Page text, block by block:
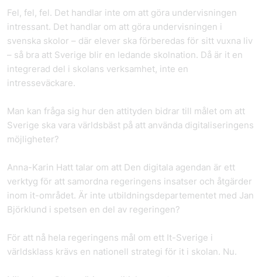
Fel, fel, fel. Det handlar inte om att göra undervisningen
intressant. Det handlar om att göra undervisningen i
svenska skolor – där elever ska förberedas för sitt vuxna liv
– så bra att Sverige blir en ledande skolnation. Då är it en
integrerad del i skolans verksamhet, inte en
intresseväckare.
Man kan fråga sig hur den attityden bidrar till målet om att
Sverige ska vara världsbäst på att använda digitaliseringens
möjligheter?
Anna-Karin Hatt talar om att Den digitala agendan är ett
verktyg för att samordna regeringens insatser och åtgärder
inom it-området. Är inte utbildningsdepartementet med Jan
Björklund i spetsen en del av regeringen?
För att nå hela regeringens mål om ett It-Sverige i
världsklass krävs en nationell strategi för it i skolan. Nu.